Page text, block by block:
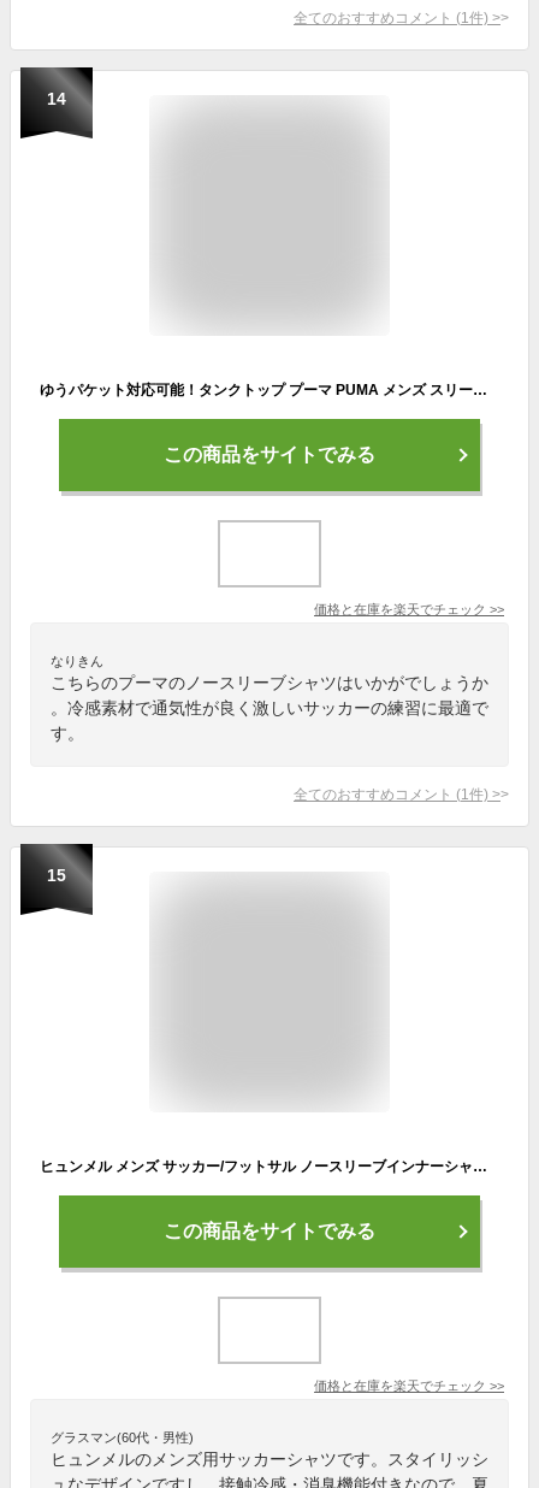
全てのおすすめコメント (1 件) >
14
ゆうパケット対応可能！タンクトップ プーマ PUMA メンズ スリーブレス インナーシャツ ノースリーブ シャツ スポーツシャツ スポーツウェア トレーニングシャツ プラクティス サッカー フットサル クラブ 部活 655277
この商品をサイトでみる
価格と在庫を楽天でチェック >>
なりきん
こちらのプーマのノースリーブシャツはいかがでしょうか
。冷感素材で通気性が良く激しいサッカーの練習に最適で
す。
全てのおすすめコメント (1 件) >
15
ヒュンメル メンズ サッカー/フットサル ノースリーブインナーシャツ つめたインナーシャツDEO 消臭機能 接触冷感 HAP5159 hummel
この商品をサイトでみる
価格と在庫を楽天でチェック >>
グラスマン(60代・男性)
ヒュンメルのメンズ用サッカーシャツです。スタイリッシ